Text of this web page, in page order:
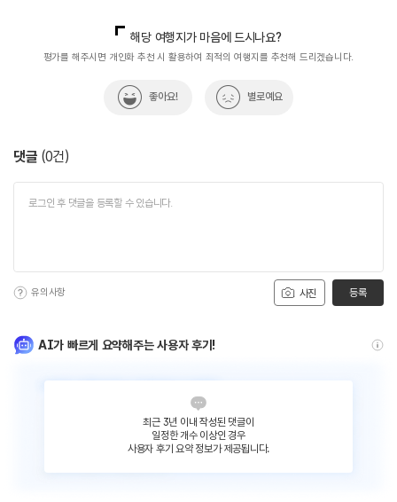
해당 여행지가 마음에 드시나요?
평가를 해주시면 개인화 추천 시 활용하여 최적의 여행지를 추천해 드리겠습니다.
좋아요! 별로예요
댓글 (0건)
사진
유의사항 등록
AI가 빠르게 요약해주는 사용자 후기!
최근 3년 이내 작성된 댓글이
일정한 개수 이상인 경우
사용자 후기 요약 정보가 제공됩니다.